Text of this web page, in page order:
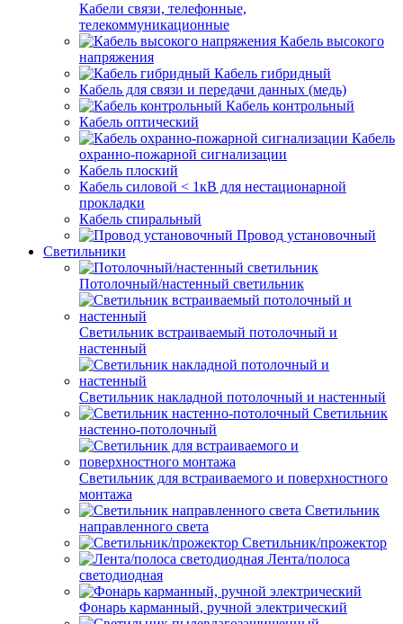
Кабели связи, телефонные,
телекоммуникационные
Кабель высокого
напряжения
Кабель гибридный
Кабель для связи и передачи данных (медь)
Кабель контрольный
Кабель оптический
Кабель
охранно-пожарной сигнализации
Кабель плоский
Кабель силовой < 1кВ для нестационарной
прокладки
Кабель спиральный
Провод установочный
Светильники
Потолочный/настенный светильник
Светильник встраиваемый потолочный и
настенный
Светильник накладной потолочный и настенный
Светильник
настенно-потолочный
Светильник для встраиваемого и поверхностного
монтажа
Светильник
направленного света
Светильник/прожектор
Лента/полоса
светодиодная
Фонарь карманный, ручной электрический